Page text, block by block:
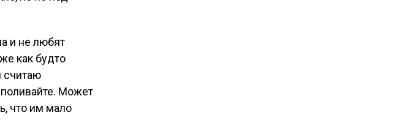
и не любят
как будто
считаю
Может
что им мало